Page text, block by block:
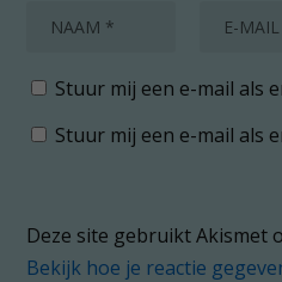
Stuur mij een e-mail als
Stuur mij een e-mail als
Deze site gebruikt Akismet
Bekijk hoe je reactie